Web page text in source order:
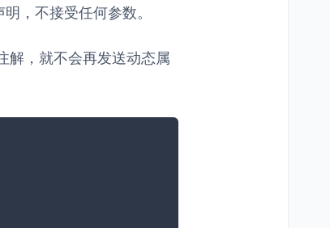
，不接受任何参数。
解，就不会再发送动态属